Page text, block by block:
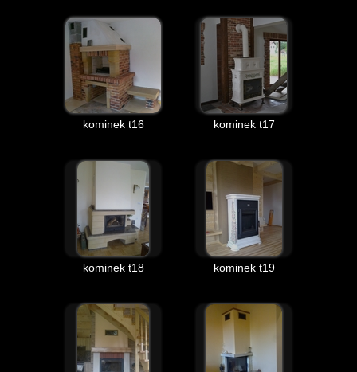
kominek t16 kominek t17
kominek t18 kominek t19